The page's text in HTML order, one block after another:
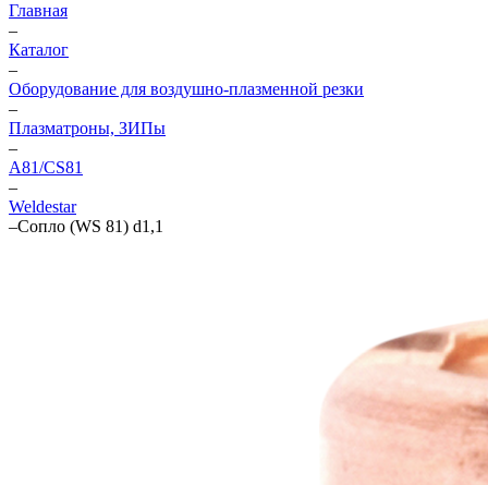
Главная
–
Каталог
–
Оборудование для воздушно-плазменной резки
–
Плазматроны, ЗИПы
–
А81/CS81
–
Weldestar
–Сопло (WS 81) d1,1